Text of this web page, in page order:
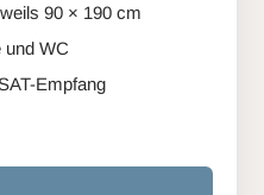
90 × 190 cm
und WC
Empfang